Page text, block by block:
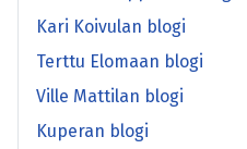
Kari Koivulan blogi
Terttu Elomaan blogi
Ville Mattilan blogi
Kuperan blogi